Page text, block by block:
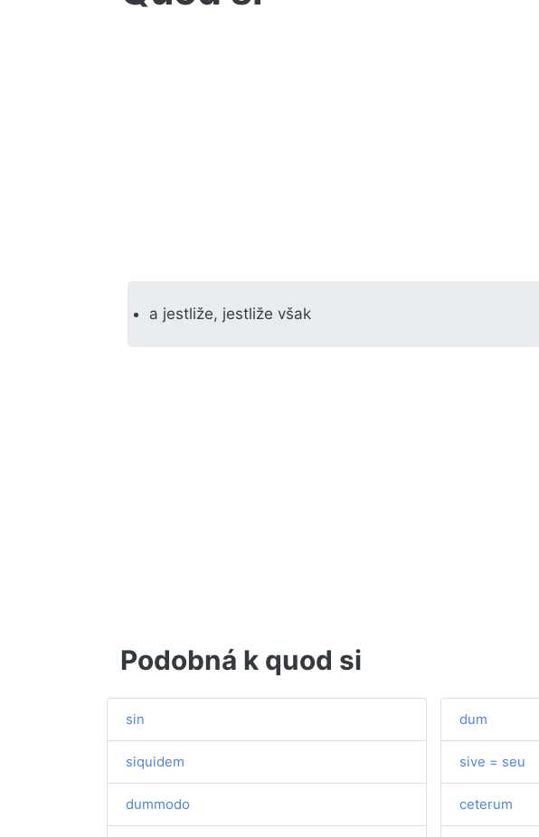
a jestliže, jestliže však
Podobná k quod si
sin
siquidem
dummodo
dum
sive = seu
ceterum